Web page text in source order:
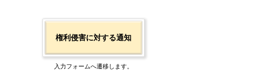
権利侵害に対する通知
入力フォームへ遷移します。